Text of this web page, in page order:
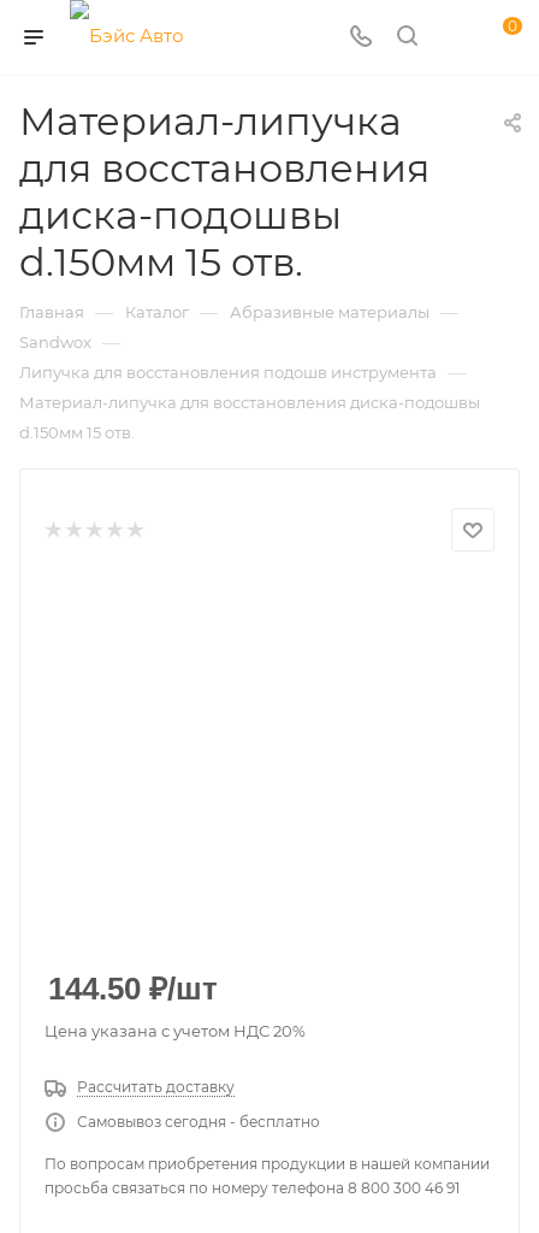
0
Материал-липучка
для восстановления
диска-подошвы
d.150мм 15 отв.
Главная — Каталог — Абразивные материалы —
Sandwox —
Липучка для восстановления подошв инструмента —
Материал-липучка для восстановления диска-подошвы
d.150мм 15 отв.
144.50 ₽/шт
Цена указана с учетом НДС 20%
Рассчитать доставку
Самовывоз сегодня - бесплатно
По вопросам приобретения продукции в нашей компании
просьба связаться по номеру телефона 8 800 300 46 91